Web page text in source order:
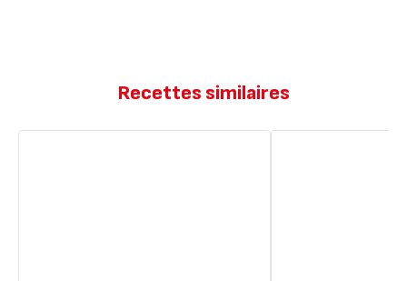
Recettes similaires